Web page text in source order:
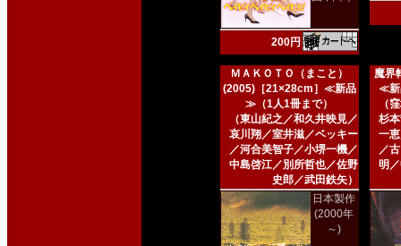
200円
ＭＡＫＯＴＯ（まこと）
(2005)［21×28cm］≪新品
≫（1人1冊まで）
（東山紀之／和久井映見／
哀川翔／室井滋／ベッキー
／河合美智子／小堺一機／
中島啓江／別所哲也／佐野
史郎／武田鉄矢）
日本製作
(2000年
～)
魔界
≪新
（
杉
一
／
明